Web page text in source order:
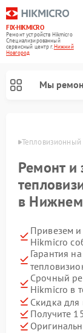
FIX-HIKMICRO
Ремонт устройств Hikmicro
Специализированный
cервисный центр г.Нижний
Новгород
Мы
Тепловизионный
Ремонт и
в
Привезем
Hikmicro
Гарантия
Срочный
Hikmicro в
Скидка для
Получите